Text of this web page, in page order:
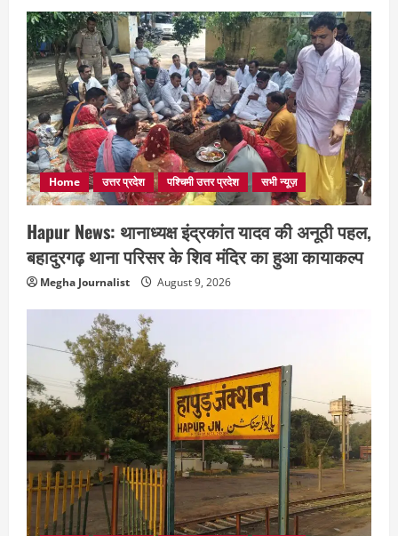
Home उत्तर प्रदेश पश्चिमी उत्तर प्रदेश सभी न्यूज़
Hapur News: थानाध्यक्ष इंद्रकांत यादव की अनूठी पहल,
बहादुरगढ़ थाना परिसर के शिव मंदिर का हुआ कायाकल्प
Megha Journalist August 9, 2026